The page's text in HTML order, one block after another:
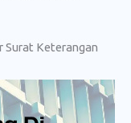
Surat Keterangan